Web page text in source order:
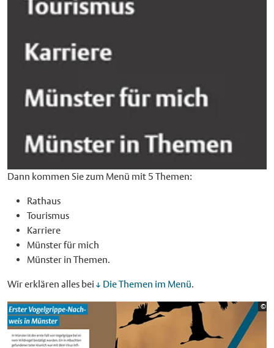
Dann kommen Sie zum Menü mit 5 Themen:
Rathaus
Tourismus
Karriere
Münster für mich
Münster in Themen.
Wir erklären alles bei Die Themen im Menü.
©